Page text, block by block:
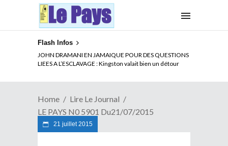
Flash Infos
JOHN DRAMANI EN JAMAIQUE POUR DES QUESTIONS
LIEES A L’ESCLAVAGE : Kingston valait bien un détour
Home
Lire Le Journal
LE PAYS N0 5901 Du21/07/2015
21 juillet 2015